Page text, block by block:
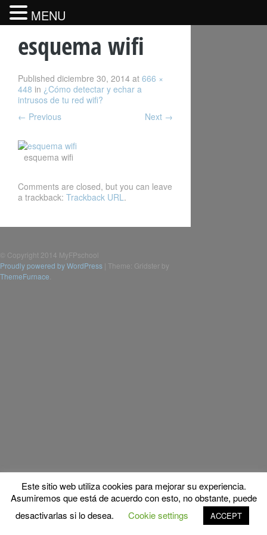
esquema wifi
Published diciembre 30, 2014 at 666 ×
448 in ¿Cómo detectar y echar a
intrusos de tu red wifi?
← Previous Next →
esquema wifi
Comments are closed, but you can leave
a trackback: Trackback URL.
© Copyright 2014 MyFPschool
Proudly powered by WordPress Theme: Gridster by
ThemeFurnace
Este sitio web utiliza cookies para mejorar su experiencia.
Asumiremos que está de acuerdo con esto, no obstante, puede
desactivarlas si lo desea.
Cookie settings ACCEPT
MENU